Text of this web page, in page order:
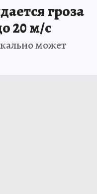
гроза
20 м/с
может